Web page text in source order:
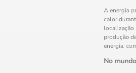
A energia
calor
produção
energia,
No mundo